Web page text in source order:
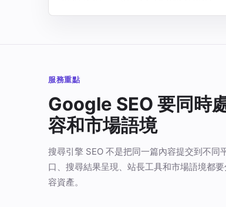
服務重點
Google SEO 要同時
容和市場語境
搜尋引擎 SEO 不是把同一篇內容提交到不同
口、搜尋結果呈現、站長工具和市場語境都
容資產。